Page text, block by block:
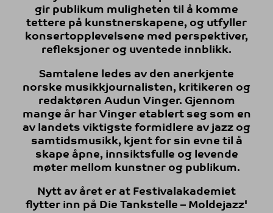
gir publikum muligheten til å komme
tettere på kunstnerskapene, og utfyller
konsertopplevelsene med perspektiver,
refleksjoner og uventede innblikk.
Samtalene ledes av den anerkjente
norske musikkjournalisten, kritikeren og
redaktøren Audun Vinger. Gjennom
mange år har Vinger etablert seg som en
av landets viktigste formidlere av jazz og
samtidsmusikk, kjent for sin evne til å
skape åpne, innsiktsfulle og levende
møter mellom kunstner og publikum.
Nytt av året er at Festivalakademiet
flytter inn på Die Tankstelle – Moldejazz'